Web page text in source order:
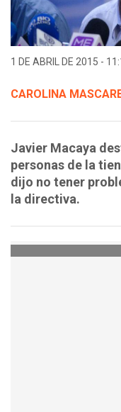
1 DE ABRIL DE 2015 -
CAROLINA
Javier Macaya
personas de la
dijo no tener
la directiva.